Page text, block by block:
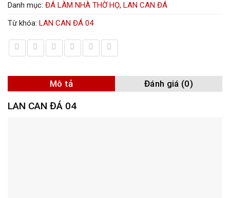
Danh mục: ĐÁ LÀM NHÀ THỜ HỌ, LAN CAN ĐÁ
Từ khóa: LAN CAN ĐÁ 04
Mô tả Đánh giá (0)
LAN CAN ĐÁ 04